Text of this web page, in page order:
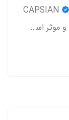
پماد کاپسیان گل دارو یک محصول گیاهی و موثر است که باعث برطرف شدن درد روماتیسم و نورالژی، رفع درد و اسپاسم‌های عضلانی، بهبود درد کمر و مشکلات این چنینی